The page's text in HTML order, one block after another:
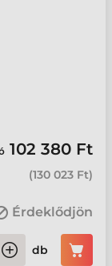
102 380 Ft
(130 023 Ft)
Érdeklődjön
db